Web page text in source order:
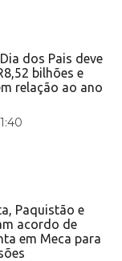
dos Pais deve
bilhões e
relação ao ano
Paquistão e
acordo de
em Meca para